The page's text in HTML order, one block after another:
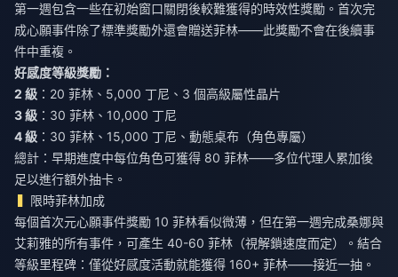
第一週包含一些在初始窗口關閉後較難獲得的時效性獎勵。首次完
成心願事件除了標準獎勵外還會贈送菲林——此獎勵不會在後續事
件中重複。
好感度等級獎勵：
2 級 ：20 菲林、5,000 丁尼、3 個高級屬性晶片
3 級 ：30 菲林、10,000 丁尼
4 級 ：30 菲林、15,000 丁尼、動態桌布（角色專屬）
總計：早期進度中每位角色可獲得 80 菲林——多位代理人累加後
足以進行額外抽卡。
限時菲林加成
每個首次元心願事件獎勵 10 菲林看似微薄，但在第一週完成桑娜與
艾莉雅的所有事件，可產生 40-60 菲林（視解鎖速度而定）。結合
等級里程碑：僅從好感度活動就能獲得 160+ 菲林——接近一抽。